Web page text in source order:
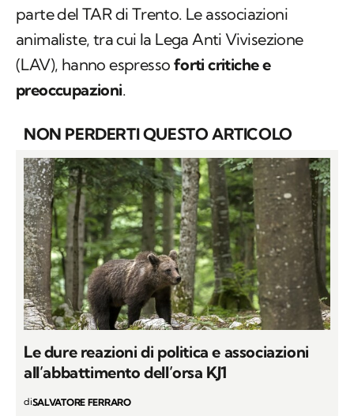
parte del TAR di Trento. Le associazioni
animaliste, tra cui la Lega Anti Vivisezione
(LAV), hanno espresso forti critiche e
preoccupazioni.
NON PERDERTI QUESTO ARTICOLO
Le dure reazioni di politica e associazioni
all’abbattimento dell’orsa KJ1
diSALVATORE FERRARO